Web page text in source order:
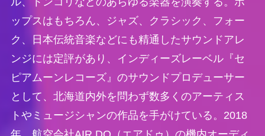
ップスはもちろん、ジャズ、クラシック、フォー
ク、日本伝統音楽などにも精通したサウンドアレ
ンジには定評があり、インディーズレーベル『セ
ピアムーンレコーズ』のサウンドプロデューサー
として、北海道内外を問わず数多くのアーティス
トやミュージシャンの作品を手がけている。2018